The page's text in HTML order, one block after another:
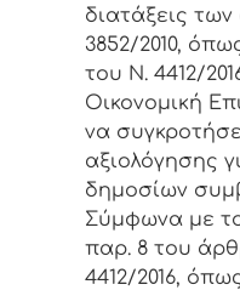
διατάξεις
3852/2010,
του Ν. 4412/
Οικονομική
να
αξιολόγησης
δημοσίων
Σύμφωνα με
παρ. 8 του
4412/2016,